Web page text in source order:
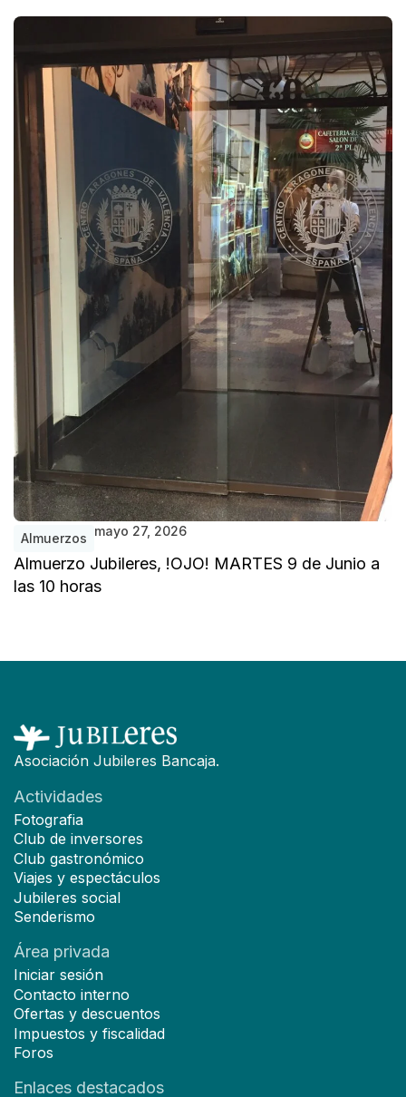
Almuerzos mayo 27, 2026
Almuerzo Jubileres, !OJO! MARTES 9 de Junio a
las 10 horas
Asociación Jubileres Bancaja.
Actividades
Fotografia
Club de inversores
Club gastronómico
Viajes y espectáculos
Jubileres social
Senderismo
Área privada
Iniciar sesión
Contacto interno
Ofertas y descuentos
Impuestos y fiscalidad
Foros
Enlaces destacados